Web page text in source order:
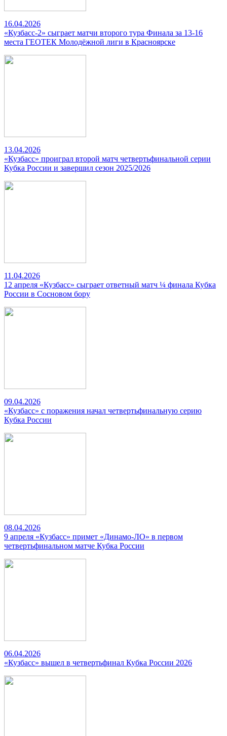
16.04.2026
«Кузбасс-2» сыграет матчи второго тура Финала за 13-16
места ГЕОТЕК Молодёжной лиги в Красноярске
13.04.2026
«Кузбасс» проиграл второй матч четвертьфинальной серии
Кубка России и завершил сезон 2025/2026
11.04.2026
12 апреля «Кузбасс» сыграет ответный матч ¼ финала Кубка
России в Сосновом бору
09.04.2026
«Кузбасс» с поражения начал четвертьфинальную серию
Кубка России
08.04.2026
9 апреля «Кузбасс» примет «Динамо-ЛО» в первом
четвертьфинальном матче Кубка России
06.04.2026
«Кузбасс» вышел в четвертьфинал Кубка России 2026